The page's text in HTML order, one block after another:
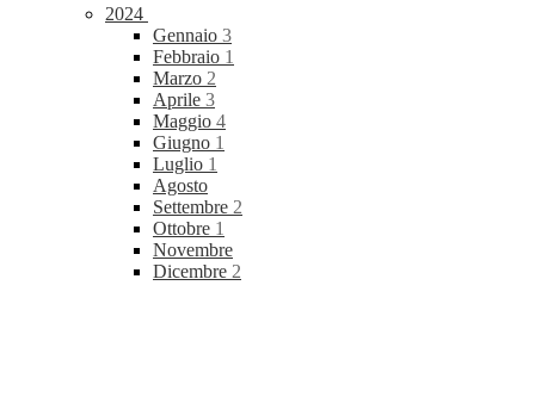
2024
Gennaio 3
Febbraio 1
Marzo 2
Aprile 3
Maggio 4
Giugno 1
Luglio 1
Agosto
Settembre 2
Ottobre 1
Novembre
Dicembre 2